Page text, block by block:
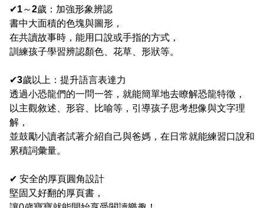
✔1～2歲：加強形象辨認
書中大面積的色塊與圖形，
在共讀故事時，能用口說或手指的方式，
訓練孩子學習辨認顏色、花草、形狀等。
✔3歲以上：提升語言表達力
透過小恐龍們的一問一答，就能簡單地去瞭解恐龍特徵，
以主觀敘述、形容、比喻等，引導孩子思考想像與文字理
解，
並鼓勵小讀者試著介紹自己與爸媽，在日常就能練習口說和
累積詞彙量。
✔ 安全的厚頁圓角設計
堅固又好翻的厚頁書，